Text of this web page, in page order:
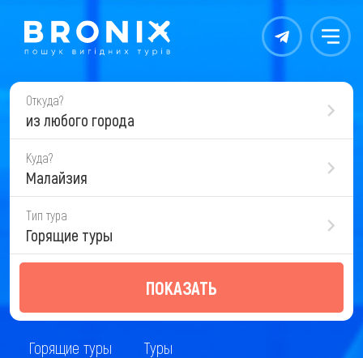
Контакты Меню
Откуда?
из любого города
Куда?
Малайзия
Тип тура
Горящие туры
ПОКАЗАТЬ
Горящие туры Туры